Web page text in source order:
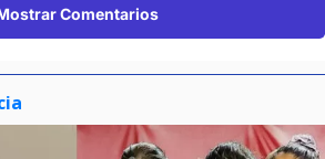
Comentarios